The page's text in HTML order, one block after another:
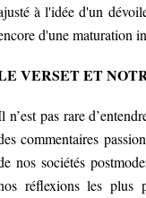
à l'idée d'un
d'une maturation
VERSET ET
n’est pas rare
commentaires
nos sociétés
réflexions les plus